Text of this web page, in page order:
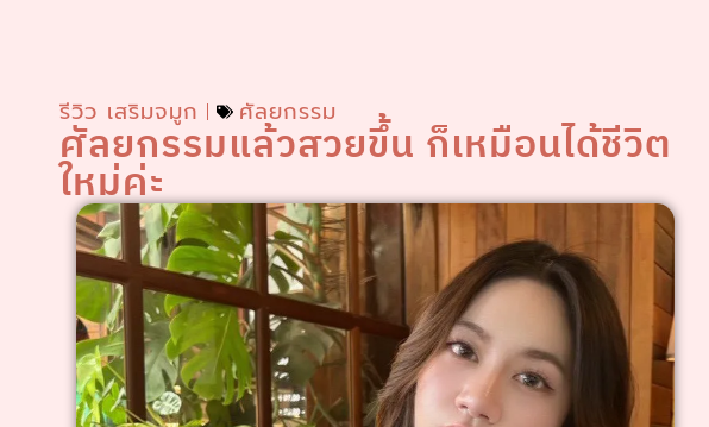
รีวิว เสริมจมูก ศัลยกรรม
ศัลยกรรมแล้วสวยขึ้น ก็เหมือนได้ชีวิต
ใหม่ค่ะ